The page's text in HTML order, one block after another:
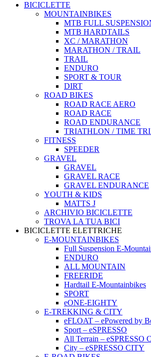
BICICLETTE
MOUNTAINBIKES
MTB FULL
MTB HARDTAILS
XC / MARATHON
MARATHON / TRAIL
TRAIL
ENDURO
SPORT & TOUR
DIRT
ROAD BIKES
ROAD RACE AERO
ROAD RACE
ROAD ENDURANCE
TRIATHLON / TIME
FITNESS
SPEEDER
GRAVEL
GRAVEL
GRAVEL RACE
GRAVEL ENDURANCE
YOUTH & KIDS
MATTS J
ARCHIVIO BICICLETTE
TROVA LA TUA BICI
BICICLETTE ELETTRICHE
E-MOUNTAINBIKES
Full Suspension E-
ENDURO
ALL MOUNTAIN
FREERIDE
Hardtail E-Mountainbikes
SPORT
eONE-EIGHTY
E-TREKKING & CITY
eFLOAT – ePowered by
Sport – eSPRESSO
All Terrain – eSPRESSO
City – eSPRESSO CITY